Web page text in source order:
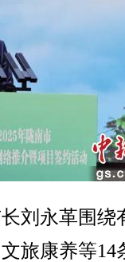
刘永革围绕
旅康养等14